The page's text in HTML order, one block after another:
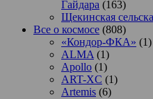
Гайдара (163)
Щекинская
Все о космосе (808)
«Кондор-ФКА» (1)
ALMA (1)
Apollo (1)
ART-XC (1)
Artemis (6)